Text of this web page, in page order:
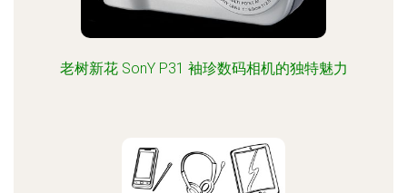
老树新花 SonY P31 袖珍数码相机的独特魅力